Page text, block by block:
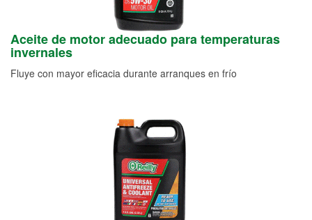
Aceite de motor adecuado para temperaturas
invernales
Fluye con mayor eficacia durante arranques en frío